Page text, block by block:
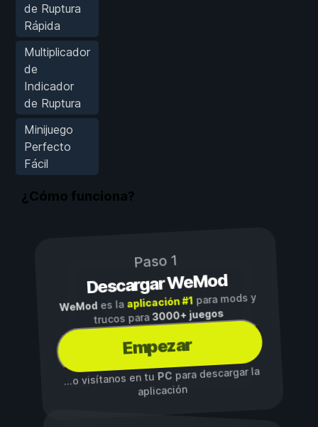
de Ruptura
Rápida
Multiplicador
de
Indicador
de Ruptura
Minijuego
Perfecto
Fácil
¿Cómo funciona?
Paso 1
Descargar WeMod
WeMod es la aplicación #1para mods y
trucos para3000+ juegos
Empezar
...o visítanos en tuPCpara descargar la
aplicación